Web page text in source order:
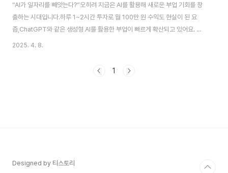
“AI가 일자리를 빼앗는다?”오히려 지금은 AI를 활용해 새로운 부업 기회를 창
출하는 시대입니다.하루 1~2시간 투자로 월 100만 원 수익도 현실이 된 요
즘,ChatGPT와 같은 생성형 AI를 활용한 부업이 빠르게 확산되고 있어요. ✅
1. ChatGPT로 돈 버는 방법ChatGPT는 단순한 대화형 AI를 넘어콘텐츠 제
2025. 4. 8.
1
Designed by 티스토리